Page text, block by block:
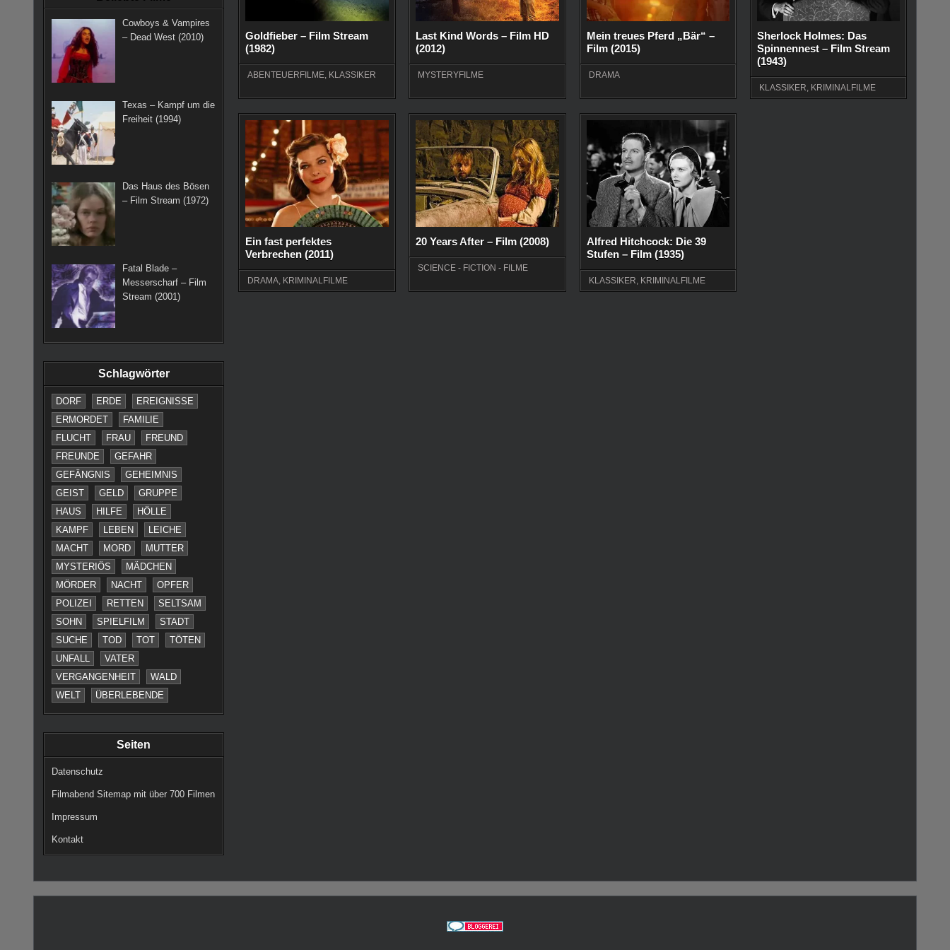
a
s
t
Cowboys & Vampires
– Dead West (2010)
Texas – Kampf um die
Freiheit (1994)
Das Haus des Bösen
– Film Stream (1972)
Fatal Blade –
Messerscharf – Film
Stream (2001)
Schlagwörter
DORF ERDE
EREIGNISSE
ERMORDET
FAMILIE
FLUCHT
FRAU
FREUND
FREUNDE
GEFAHR
GEFÄNGNIS
GEHEIMNIS
GEIST
GELD
GRUPPE
HAUS
HILFE
HÖLLE
KAMPF
LEBEN
LEICHE
MACHT
MORD
MUTTER
MYSTERIÖS
MÄDCHEN
MÖRDER
NACHT
OPFER
POLIZEI
RETTEN
SELTSAM
SOHN
SPIELFILM
STADT
SUCHE
TOD TOT
TÖTEN
UNFALL
VATER
VERGANGENHEIT
WALD
WELT
ÜBERLEBENDE
Seiten
Datenschutz
Filmabend Sitemap mit über 700 Filmen
Impressum
Kontakt
Goldfieber – Film Stream
(1982)
ABENTEUERFILME KLASSIKER
Last Kind Words – Film HD
(2012)
MYSTERYFILME
Mein treues Pferd „Bär“ –
Film (2015)
DRAMA
Sherlock Holmes: Das
Spinnennest – Film Stream
(1943)
KLASSIKER KRIMINALFILME
Ein fast perfektes
Verbrechen (2011)
DRAMA, KRIMINALFILME
20 Years After – Film (2008)
SCIENCE - FICTION - FILME
Alfred Hitchcock: Die 39
Stufen – Film (1935)
KLASSIKER, KRIMINALFILME